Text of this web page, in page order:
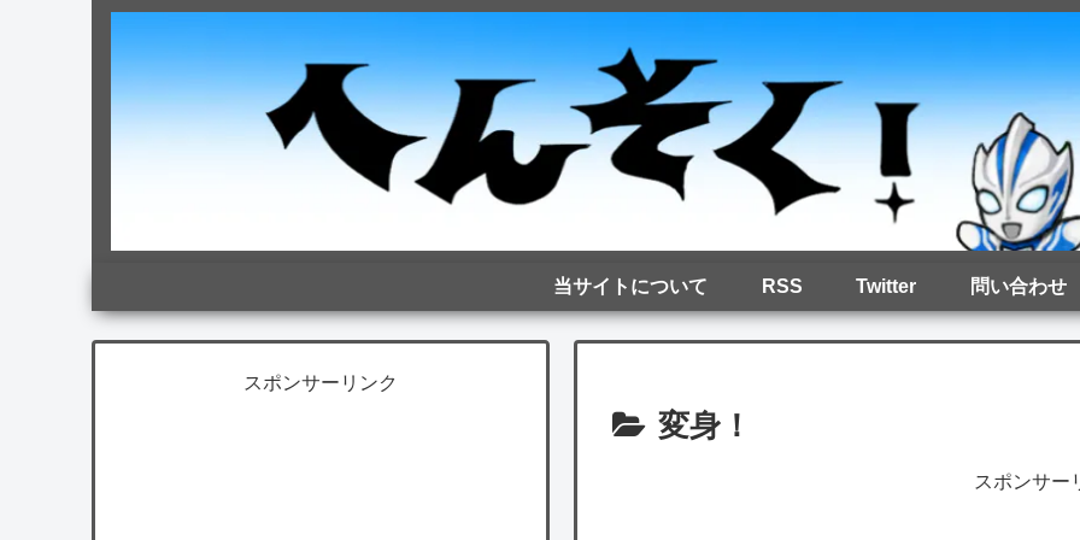
当サイトについて RSS Twitter 問い合わせ
変身！
スポンサー
スポンサーリンク